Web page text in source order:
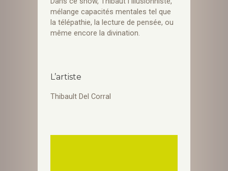
mélange capacités mentales tel que
la télépathie, la lecture de pensée, ou
même encore la divination.
L’artiste
Thibault Del Corral